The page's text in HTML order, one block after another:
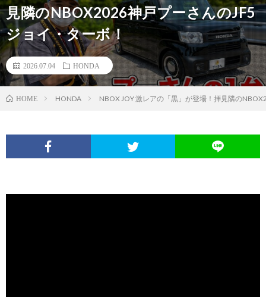
見隣のNBOX2026神戸プーさんのJF5
ジョイ・ターボ！
2026.07.04 HONDA
HOME HONDA NBOX JOY 激レアの「黒」が登場！拝見隣の